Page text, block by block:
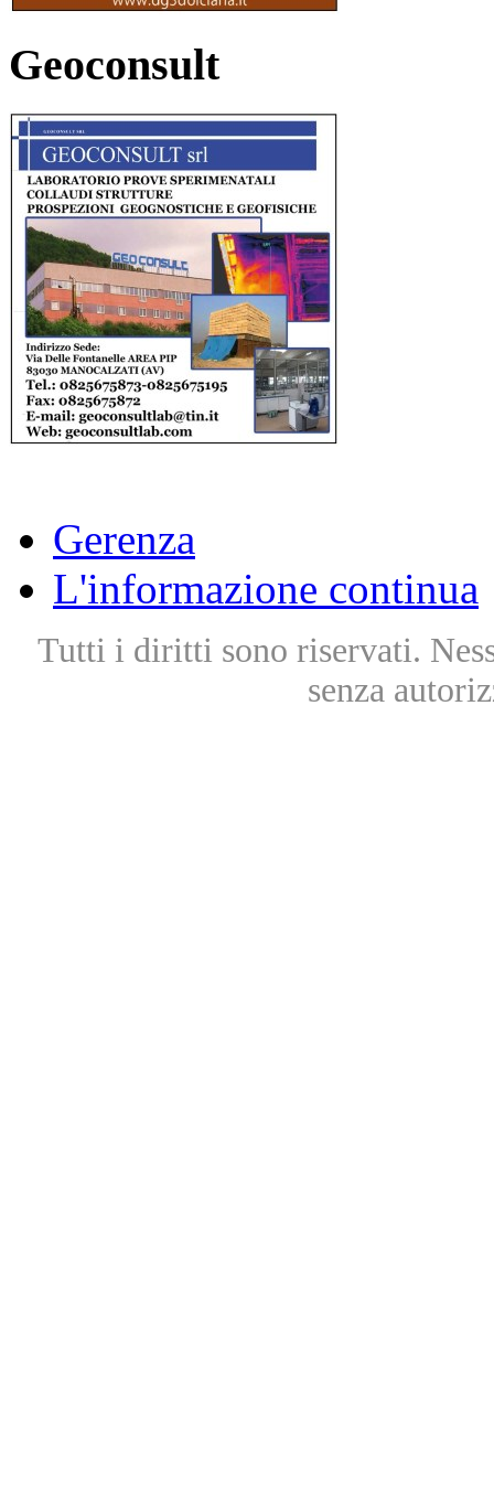
Geoconsult
Gerenza
L'informazione continua
Tutti i diritti sono riservati.
senza